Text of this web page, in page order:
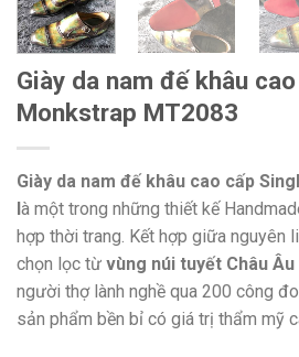
Giày da nam đế khâu
Monkstrap MT2083
Giày da nam đế khâu cao cấp
là một trong những thiết kế
hợp thời trang. Kết hợp giữa nguyên
chọn lọc từ vùng núi tuyết Châu Âu
người thợ lành nghề qua 200 công
sản phẩm bền bỉ có giá trị thẩm mỹ